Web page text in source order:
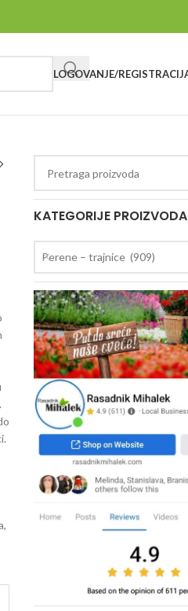
LOGOVANJE/
KATEGORIJE PROIZVODA
Perene – trajnice (909)